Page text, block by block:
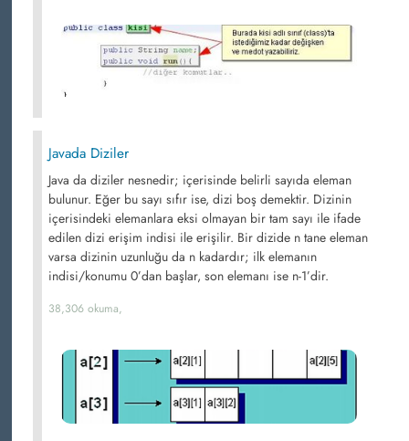
Javada Diziler
Java da diziler nesnedir; içerisinde belirli sayıda eleman
bulunur. Eğer bu sayı sıfır ise, dizi boş demektir. Dizinin
içerisindeki elemanlara eksi olmayan bir tam sayı ile ifade
edilen dizi erişim indisi ile erişilir. Bir dizide n tane eleman
varsa dizinin uzunluğu da n kadardır; ilk elemanın
indisi/konumu 0’dan başlar, son elemanı ise n-1’dir.
38,306 okuma,